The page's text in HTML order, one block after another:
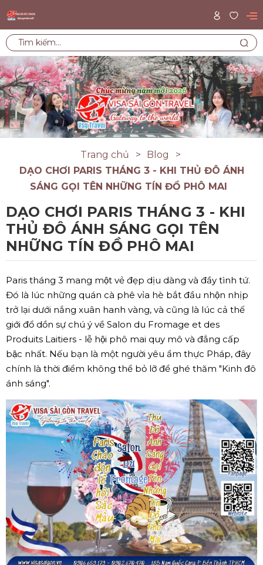
Trang chủ
Blog
DẠO CHƠI PARIS THÁNG 3 - KHI THỦ ĐÔ ÁNH
SÁNG GỌI TÊN NHỮNG TÍN ĐỒ PHÔ MAI
DẠO CHƠI PARIS THÁNG 3 - KHI
THỦ ĐÔ ÁNH SÁNG GỌI TÊN
NHỮNG TÍN ĐỒ PHÔ MAI
Paris tháng 3 mang một vẻ đẹp dịu dàng và đầy tình tứ.
Đó là lúc những quán cà phê vỉa hè bắt đầu nhộn nhịp
trở lại dưới nắng xuân hanh vàng, và cũng là lúc cả thế
giới đổ dồn sự chú ý về Salon du Fromage et des
Produits Laitiers - lễ hội phô mai quy mô và đẳng cấp
bậc nhất. Nếu bạn là một người yêu ẩm thực Pháp, đây
chính là thời điểm không thể bỏ lỡ để ghé thăm "Kinh đô
ánh sáng".